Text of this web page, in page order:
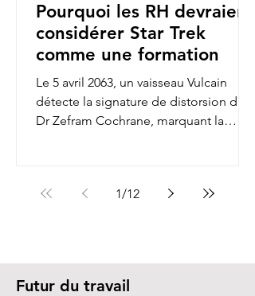
Pourquoi les RH devraient
considérer Star Trek
comme une formation
Le 5 avril 2063, un vaisseau Vulcain
détecte la signature de distorsion du
Dr Zefram Cochrane, marquant la
1/12
Futur du travail